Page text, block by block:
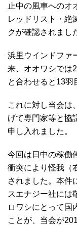
止中の風車へのオ
レッドリスト・絶
クが確認されまし
浜里ウインドファ
来、オオワシでは
と合わせると13羽
これに対し当会は
げて専門家等と協
申し入れました。
今回は日中の稼働
衝突により怪我（
されました。本件
スエナジー社には
ロワシにとって国
ことが、当会が